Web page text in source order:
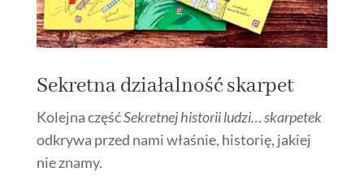
Sekretna działalność skarpet
Kolejna częśćSekretnej historii ludzi… skarpetek
odkrywa przed nami właśnie, historię, jakiej
nie znamy.